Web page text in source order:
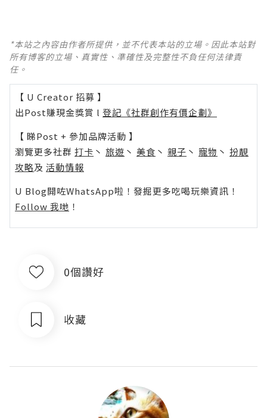
*本站之內容由作者所提供，並不代表本站的立場。因此本站對
所有博客的立場、真實性、準確性及完整性不負任何法律責
任。
【 U Creator 招募 】
出Post賺現金獎賞 l 登記《社群創作有價企劃》
【 睇Post + 參加品牌活動 】
瀏覽更多社群 打卡 丶 旅遊 丶 美食 丶 親子 丶 寵物 丶 扮靚
攻略及 活動情報
U Blog開咗WhatsApp啦！發掘更多吃喝玩樂資訊！
Follow 我哋 ！
0個讚好
收藏